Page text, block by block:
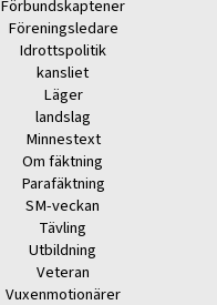
Förbundskaptener
Föreningsledare
Idrottspolitik
kansliet
Läger
landslag
Minnestext
Om fäktning
Parafäktning
SM-veckan
Tävling
Utbildning
Veteran
Vuxenmotionärer